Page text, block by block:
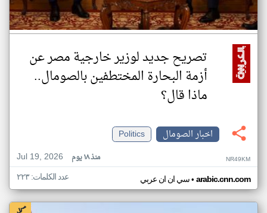
تصريح جديد لوزير خارجية مصر عن
أزمة البحارة المختطفين بالصومال..
ماذا قال؟
اخبار الصومال
Politics
Jul 19, 2026
منذ ١٨ يوم NR49KM
سي ان ان عربي• arabic.cnn.com عدد الكلمات: ٢٢٣